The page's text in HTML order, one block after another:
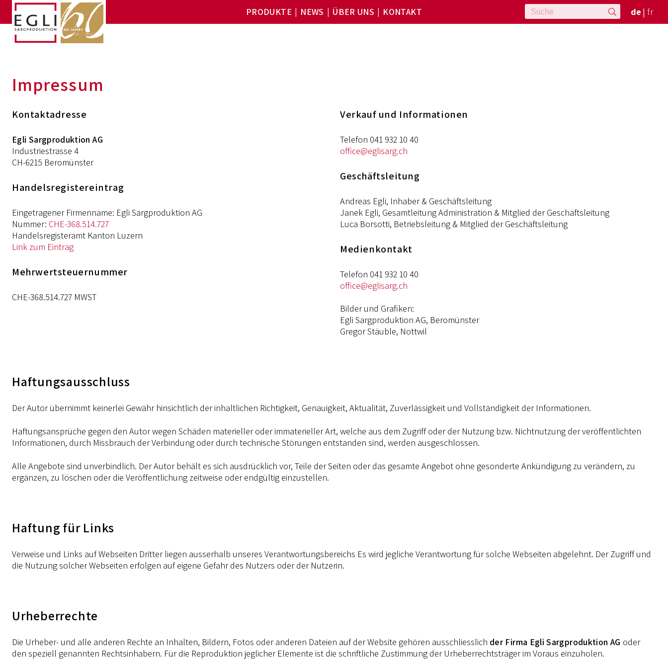
PRODUKTE NEWS ÜBER UNS KONTAKT de fr
Impressum
Kontaktadresse
Egli Sargproduktion AG
Industriestrasse 4
CH-6215 Beromünster
Handelsregistereintrag
Eingetragener Firmenname: Egli Sargproduktion AG
Nummer: CHE-368.514.727
Handelsregisteramt Kanton Luzern
Link zum Eintrag
Mehrwertsteuernummer
CHE-368.514.727 MWST
Verkauf und Informationen
Telefon 041 932 10 40
office@eglisarg.ch
Geschäftsleitung
Andreas Egli, Inhaber & Geschäftsleitung
Janek Egli, Gesamtleitung Administration & Mitglied der Geschäftsleitung
Luca Borsotti, Betriebsleitung & Mitglied der Geschäftsleitung
Medienkontakt
Telefon 041 932 10 40
office@eglisarg.ch
Bilder und Grafiken:
Egli Sargproduktion AG, Beromünster
Gregor Stäuble, Nottwil
Haftungsausschluss
Der Autor übernimmt keinerlei Gewähr hinsichtlich der inhaltlichen Richtigkeit, Genauigkeit, Aktualität, Zuverlässigkeit und Vollständigkeit der Informationen.
Haftungsansprüche gegen den Autor wegen Schäden materieller oder immaterieller Art, welche aus dem Zugriff oder der Nutzung bzw. Nichtnutzung der veröffentlichten
Informationen, durch Missbrauch der Verbindung oder durch technische Störungen entstanden sind, werden ausgeschlossen.
Alle Angebote sind unverbindlich. Der Autor behält es sich ausdrücklich vor, Teile der Seiten oder das gesamte Angebot ohne gesonderte Ankündigung zu verändern, zu
ergänzen, zu löschen oder die Veröffentlichung zeitweise oder endgültig einzustellen.
Haftung für Links
Verweise und Links auf Webseiten Dritter liegen ausserhalb unseres Verantwortungsbereichs Es wird jegliche Verantwortung für solche Webseiten abgelehnt. Der Zugriff und
die Nutzung solcher Webseiten erfolgen auf eigene Gefahr des Nutzers oder der Nutzerin.
Urheberrechte
Die Urheber- und alle anderen Rechte an Inhalten, Bildern, Fotos oder anderen Dateien auf der Website gehören ausschliesslich der Firma Egli Sargproduktion AG oder
den speziell genannten Rechtsinhabern. Für die Reproduktion jeglicher Elemente ist die schriftliche Zustimmung der Urheberrechtsträger im Voraus einzuholen.